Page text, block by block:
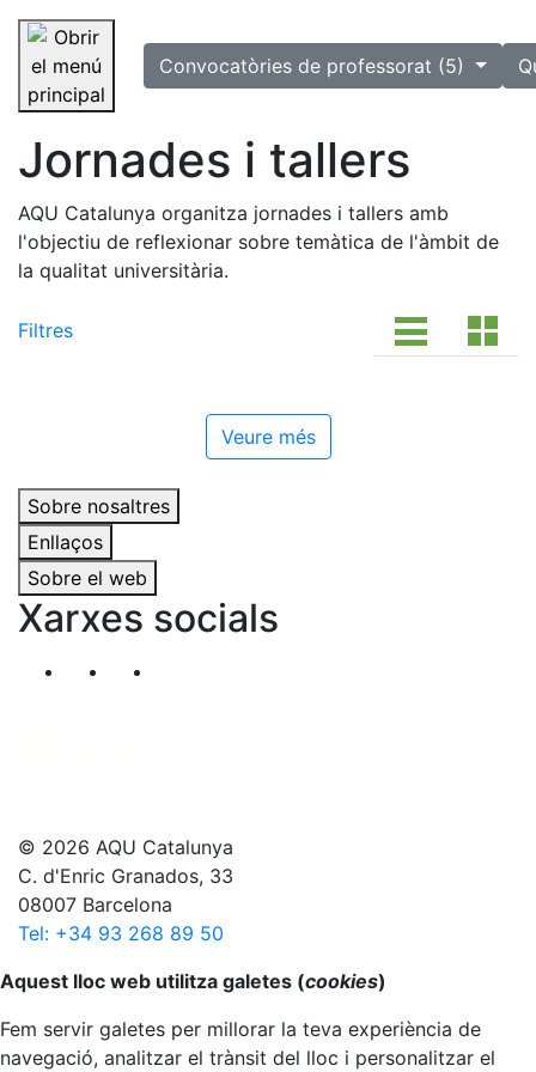
Saltar la navegació
selectedConvocatòries de professorat (5)
Jornades i tallers
AQU Catalunya organitza jornades i tallers amb
l'objectiu de reflexionar sobre temàtica de l'àmbit de
la qualitat universitària.
Filtres
Veure més
Sobre nosaltres
Enllaços
Sobre el web
Xarxes socials
Segueix-nos al nostre canal de Twitter
© 2026 AQU Catalunya
C. d'Enric Granados, 33
08007 Barcelona
Tel: +34 93 268 89 50
Anar al principi
Aquest lloc web utilitza galetes (cookies)
Fem servir galetes per millorar la teva experiència de
navegació, analitzar el trànsit del lloc i personalitzar el